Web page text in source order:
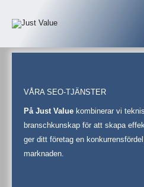
VÅRA SEO-TJÄNSTER
På Just Valuekombinerar vi
branschkunskap för att skapa
ger ditt företag en
marknaden.